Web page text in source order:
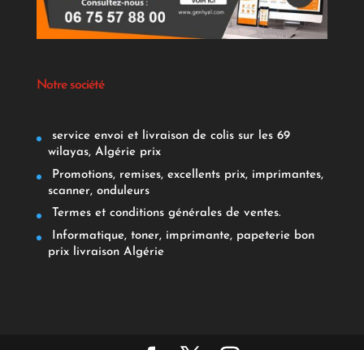
Notre société
service envoi et livraison de colis sur les 69
wilayas, Algérie prix
Promotions, remises, excellents prix, imprimantes,
scanner, onduleurs
Termes et conditions générales de ventes.
Informatique, toner, imprimante, papeterie bon
prix livraison Algérie